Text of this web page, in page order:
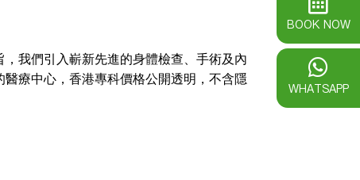
我們引入嶄新先進的身體檢查、手術及內
療中心，香港專科價格公開透明，不含隱
BOOK NOW
WHATSAPP